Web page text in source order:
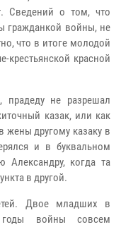
Сведений о том, что
гражданкой войны, не
что в итоге молодой
красной
прадеду не разрешал
казак, или как
жены другому казаку в
и в буквальном
Александру, когда та
в другой.
Двое младших в
войны совсем